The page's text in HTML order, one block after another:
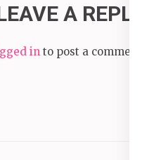
A REPLY
in to post a comment.